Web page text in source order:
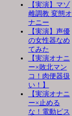
【実演】マゾ
雌調教 変態オ
ナニー
【実演】声優
の女性器なめ
てみた
【実演オナニ
ー×敗北マン
コ！肉便器扱
い！】
【実演オナニ
ー×止める
な！電動ピス